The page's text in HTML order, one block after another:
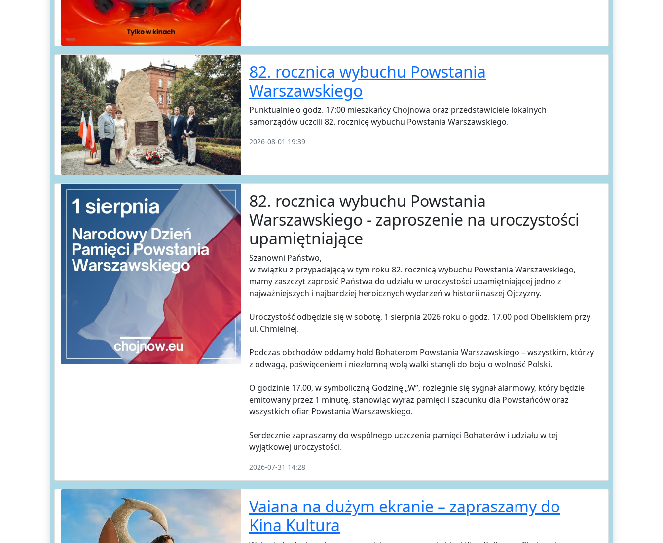
82. rocznica wybuchu Powstania
Warszawskiego
Punktualnie o godz. 17:00 mieszkańcy Chojnowa oraz przedstawiciele lokalnych
samorządów uczcili 82. rocznicę wybuchu Powstania Warszawskiego.
2026-08-01 19:39
82. rocznica wybuchu Powstania
Warszawskiego - zaproszenie na uroczystości
upamiętniające
Szanowni Państwo,
w związku z przypadającą w tym roku 82. rocznicą wybuchu Powstania Warszawskiego,
mamy zaszczyt zaprosić Państwa do udziału w uroczystości upamiętniającej jedno z
najważniejszych i najbardziej heroicznych wydarzeń w historii naszej Ojczyzny.
Uroczystość odbędzie się w sobotę, 1 sierpnia 2026 roku o godz. 17.00 pod Obeliskiem przy
ul. Chmielnej.
Podczas obchodów oddamy hołd Bohaterom Powstania Warszawskiego – wszystkim, którzy
z odwagą, poświęceniem i niezłomną wolą walki stanęli do boju o wolność Polski.
O godzinie 17.00, w symboliczną Godzinę „W”, rozlegnie się sygnał alarmowy, który będzie
emitowany przez 1 minutę, stanowiąc wyraz pamięci i szacunku dla Powstańców oraz
wszystkich ofiar Powstania Warszawskiego.
Serdecznie zapraszamy do wspólnego uczczenia pamięci Bohaterów i udziału w tej
wyjątkowej uroczystości.
2026-07-31 14:28
Vaiana na dużym ekranie – zapraszamy do
Kina Kultura